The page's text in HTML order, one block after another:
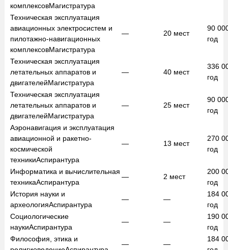
комплексовМагистратура
Техническая эксплуатация
авиационных электросистем и
пилотажно-навигационных
комплексовМагистратура
— 20 мест
90
год
Техническая эксплуатация
летательных аппаратов и
двигателейМагистратура
— 40 мест
336
год
Техническая эксплуатация
летательных аппаратов и
двигателейМагистратура
— 25 мест
90
год
Аэронавигация и эксплуатация
авиационной и ракетно-
космической
техникиАспирантура
— 13 мест
270
год
Информатика и вычислительная
техникаАспирантура
— 2 мест
200
год
История науки и
археологияАспирантура
— —
184
год
Социологические
наукиАспирантура
— —
190
год
Философия, этика и
— —
184